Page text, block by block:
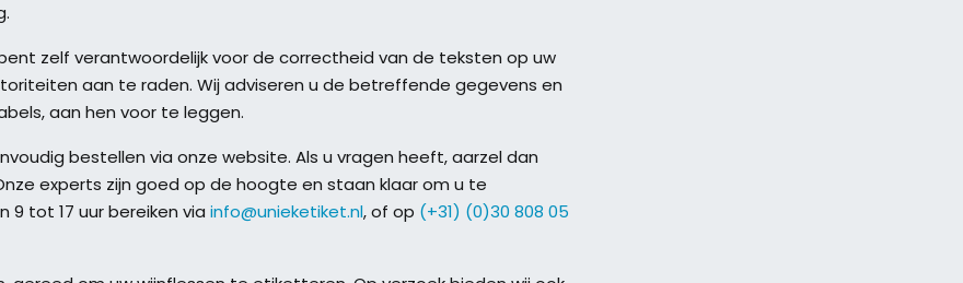
zelf verantwoordelijk voor de correctheid van de teksten op uw
aan te raden. Wij adviseren u de betreffende gegevens en
aan hen voor te leggen.
bestellen via onze website. Als u vragen heeft, aarzel dan
experts zijn goed op de hoogte en staan klaar om u te
9 tot 17 uur bereiken via info@unieketiket.nl, of op (+31) (0)30 808 05